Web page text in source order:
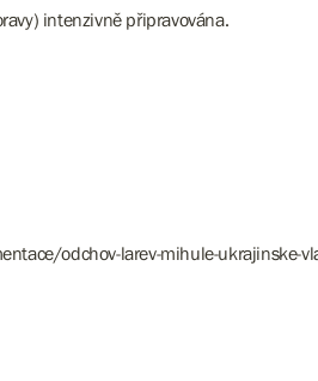
intenzivně připravována.
odchov-larev-mihule-